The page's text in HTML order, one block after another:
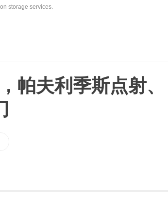
storage services.
帕夫利季斯点射、